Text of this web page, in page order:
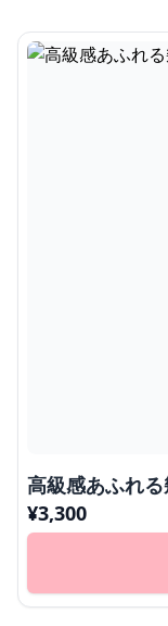
高級感あふれ
¥3,300